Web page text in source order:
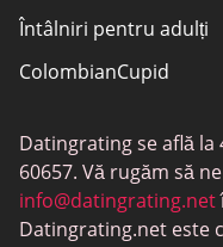
Întâlniri pentru adulți
ColombianCupid
MeetMindful
Întâlniri BDSM
Datingrating se află la
60657. Vă rugăm să
info@datingrating.net
Datingrating.net este